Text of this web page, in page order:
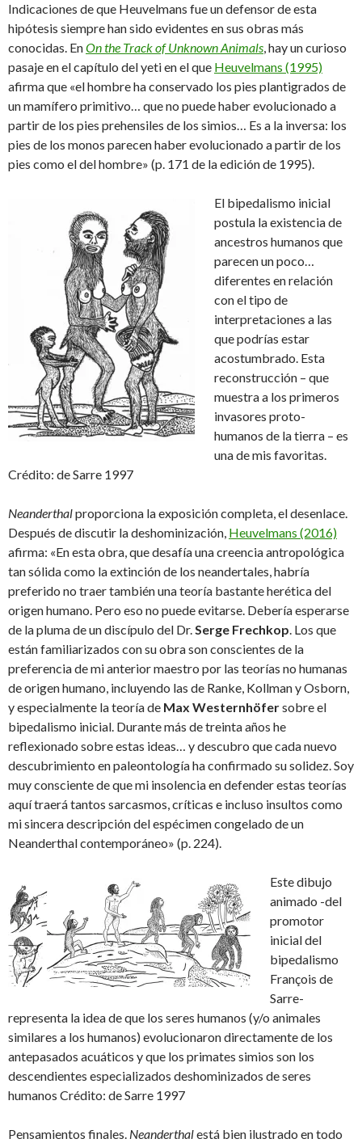
Indicaciones de que Heuvelmans fue un defensor de esta
hipótesis siempre han sido evidentes en sus obras más
conocidas. EnOn the Track of Unknown Animals, hay un curioso
pasaje en el capítulo del yeti en el que Heuvelmans (1995)
afirma que «el hombre ha conservado los pies plantigrados de
un mamífero primitivo… que no puede haber evolucionado a
partir de los pies prehensiles de los simios… Es a la inversa: los
pies de los monos parecen haber evolucionado a partir de los
pies como el del hombre» (p. 171 de la edición de 1995).
El bipedalismo inicial
postula la existencia de
ancestros humanos que
parecen un poco…
diferentes en relación
con el tipo de
interpretaciones a las
que podrías estar
acostumbrado. Esta
reconstrucción – que
muestra a los primeros
invasores proto-
humanos de la tierra – es
una de mis favoritas.
Crédito: de Sarre 1997
Neanderthalproporciona la exposición completa, el desenlace.
Después de discutir la deshominización, Heuvelmans (2016)
afirma: «En esta obra, que desafía una creencia antropológica
tan sólida como la extinción de los neandertales, habría
preferido no traer también una teoría bastante herética del
origen humano. Pero eso no puede evitarse. Debería esperarse
de la pluma de un discípulo del Dr.Serge Frechkop. Los que
están familiarizados con su obra son conscientes de la
preferencia de mi anterior maestro por las teorías no humanas
de origen humano, incluyendo las de Ranke, Kollman y Osborn,
y especialmente la teoría de Max Westernhöfersobre el
bipedalismo inicial. Durante más de treinta años he
reflexionado sobre estas ideas… y descubro que cada nuevo
descubrimiento en paleontología ha confirmado su solidez. Soy
muy consciente de que mi insolencia en defender estas teorías
aquí traerá tantos sarcasmos, críticas e incluso insultos como
mi sincera descripción del espécimen congelado de un
Neanderthal contemporáneo» (p. 224).
Este dibujo
animado -del
promotor
inicial del
bipedalismo
François de
Sarre-
representa la idea de que los seres humanos (y/o animales
similares a los humanos) evolucionaron directamente de los
antepasados acuáticos y que los primates simios son los
descendientes especializados deshominizados de seres
humanos Crédito: de Sarre 1997
Pensamientos finales. Neanderthalestá bien ilustrado en todo